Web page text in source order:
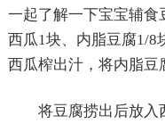
一起了解一下宝宝辅食
西瓜1块、内脂豆腐1/8
西瓜榨出汁，将内脂豆
将豆腐捞出后放入